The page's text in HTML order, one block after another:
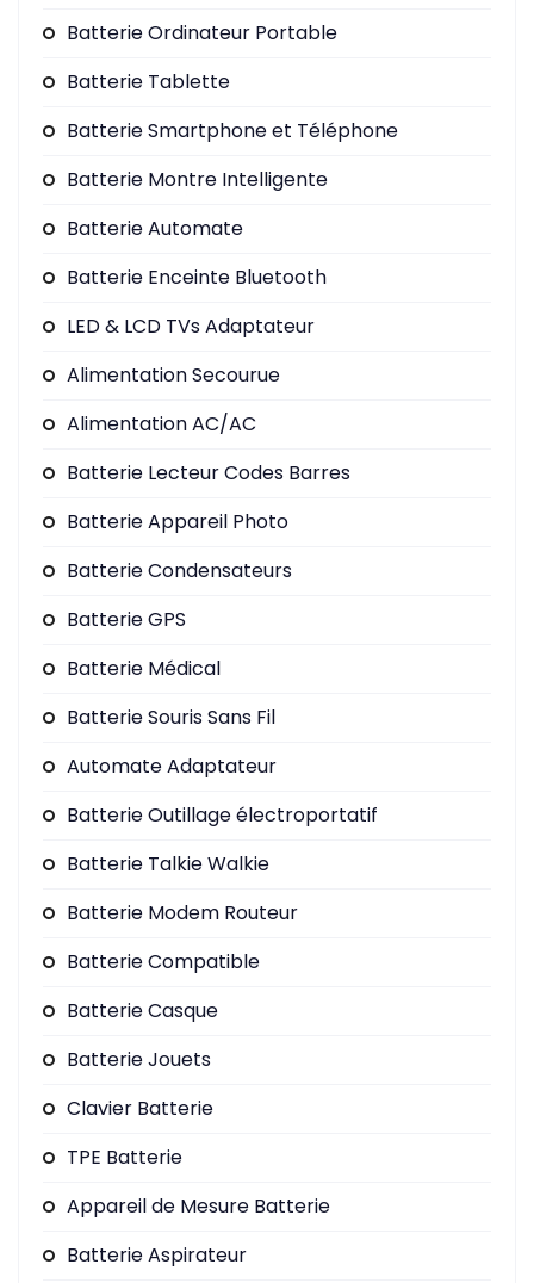
Batterie Ordinateur Portable
Batterie Tablette
Batterie Smartphone et Téléphone
Batterie Montre Intelligente
Batterie Automate
Batterie Enceinte Bluetooth
LED & LCD TVs Adaptateur
Alimentation Secourue
Alimentation AC/AC
Batterie Lecteur Codes Barres
Batterie Appareil Photo
Batterie Condensateurs
Batterie GPS
Batterie Médical
Batterie Souris Sans Fil
Automate Adaptateur
Batterie Outillage électroportatif
Batterie Talkie Walkie
Batterie Modem Routeur
Batterie Compatible
Batterie Casque
Batterie Jouets
Clavier Batterie
TPE Batterie
Appareil de Mesure Batterie
Batterie Aspirateur